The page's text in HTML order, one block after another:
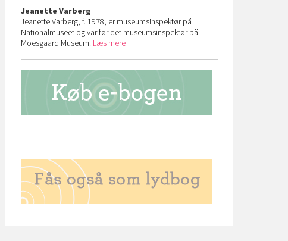
Jeanette Varberg
Jeanette Varberg, f. 1978, er museumsinspektør på
Nationalmuseet og var før det museumsinspektør på
Moesgaard Museum. Læs mere